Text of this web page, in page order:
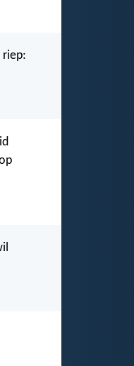
riep: